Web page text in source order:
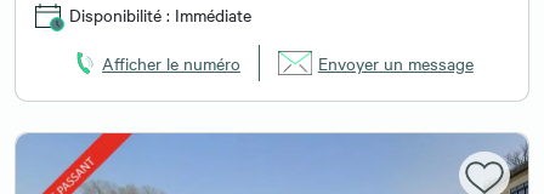
Disponibilité : Immédiate
Afficher le numéro Envoyer un message